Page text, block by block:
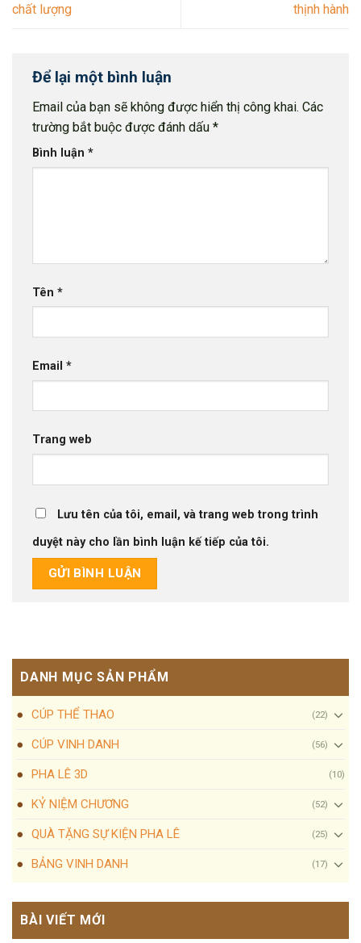
chất lượng
thịnh hành
Để lại một bình luận
Email của bạn sẽ không được hiển thị công khai. Các
trường bắt buộc được đánh dấu *
Bình luận *
Tên *
Email *
Trang web
Lưu tên của tôi, email, và trang web trong trình
duyệt này cho lần bình luận kế tiếp của tôi.
DANH MỤC SẢN PHẨM
CÚP THỂ THAO (22)
CÚP VINH DANH (56)
PHA LÊ 3D (10)
KỶ NIỆM CHƯƠNG (52)
QUÀ TẶNG SỰ KIỆN PHA LÊ (25)
BẢNG VINH DANH (17)
BÀI VIẾT MỚI